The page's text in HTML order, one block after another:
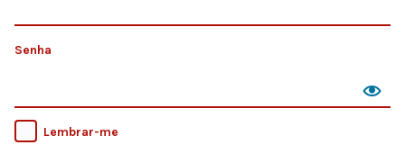
Senha
Lembrar-me